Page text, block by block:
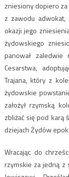
zniesiony dopiero za
z zawodu adwokat,
okazji jego
żydowskiego
panował
Cesarstwa,
Trajana, który z
żydowskie
założył rzymską
zbliżać się pod karą
dziejach Żydów
Wracając do
rzymskie za jedną z